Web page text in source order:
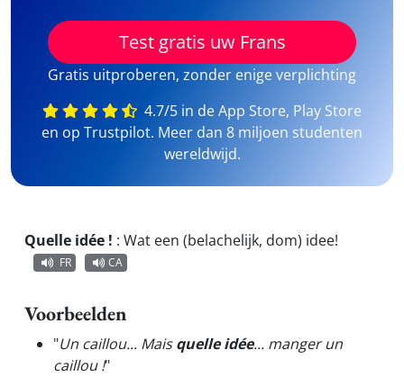
Test gratis uw Frans
Gratis uitproberen, zonder enige verplichting
4.7/5 in de App Store, Play Store
en op Trustpilot. Meer dan 8 miljoen studenten
wereldwijd.
Quelle idée ! : Wat een (belachelijk, dom) idee!
FR CA
Voorbeelden
"Un caillou... Maisquelle idée... manger un
caillou !"